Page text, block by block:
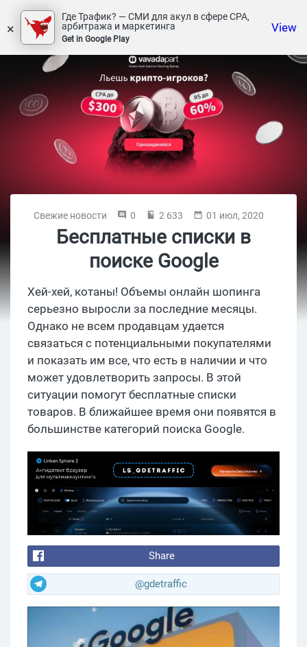
×
Где Трафик? — СМИ для акул в сфере СРА,
арбитража и маркетинга
Get in Google Play
View
Свежие новости 0 2 633 01 июл, 2020
Бесплатные списки в
поиске Google
Хей-хей, котаны! Объемы онлайн шопинга
серьезно выросли за последние месяцы.
Однако не всем продавцам удается
связаться с потенциальными покупателями
и показать им все, что есть в наличии и что
может удовлетворить запросы. В этой
ситуации помогут бесплатные списки
товаров. В ближайшее время они появятся в
большинстве категорий поиска Google.
Share
@gdetraffic